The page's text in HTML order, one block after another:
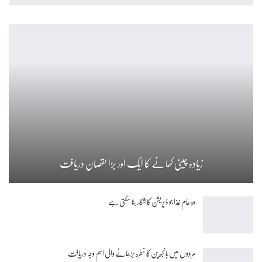
زیادہ چینی کھانے کا ایک اور بڑا نقصان دریافت
وہ عام غذا جو ڈپریشن کا شکار بنا سکتی ہے
مردوں میں بانجھ پن کا خطرہ بڑھانے والی اہم وجہ دریافت